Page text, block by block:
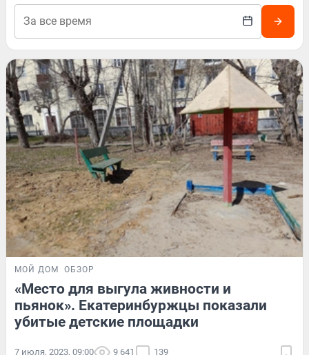
МОЙ ДОМ ОБЗОР
«Место для выгула живности и
пьянок». Екатеринбуржцы показали
убитые детские площадки
7 июля, 2023, 09:00 9 641 139